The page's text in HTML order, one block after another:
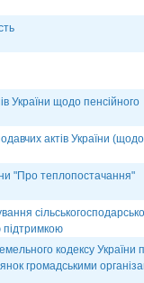
України щодо пенсійного
актів України (щодо
"Про теплопостачання"
підтримкою
кодексу України
громадськими